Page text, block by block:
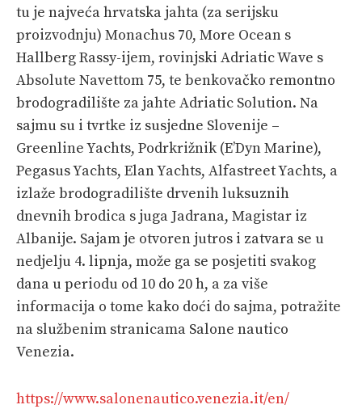
tu je najveća hrvatska jahta (za serijsku
proizvodnju) Monachus 70, More Ocean s
Hallberg Rassy-ijem, rovinjski Adriatic Wave s
Absolute Navettom 75, te benkovačko remontno
brodogradilište za jahte Adriatic Solution. Na
sajmu su i tvrtke iz susjedne Slovenije –
Greenline Yachts, Podrkrižnik (E’Dyn Marine),
Pegasus Yachts, Elan Yachts, Alfastreet Yachts, a
izlaže brodogradilište drvenih luksuznih
dnevnih brodica s juga Jadrana, Magistar iz
Albanije. Sajam je otvoren jutros i zatvara se u
nedjelju 4. lipnja, može ga se posjetiti svakog
dana u periodu od 10 do 20 h, a za više
informacija o tome kako doći do sajma, potražite
na službenim stranicama Salone nautico
Venezia.
https://www.salonenautico.venezia.it/en/